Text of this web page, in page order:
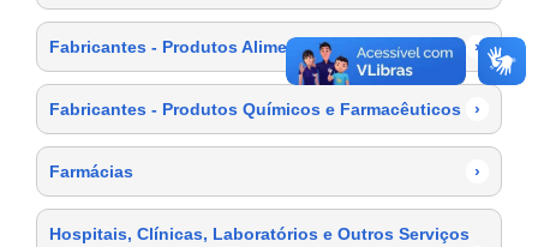
Fabricantes - Produtos Alimentícios ›
Fabricantes - Produtos Químicos e Farmacêuticos ›
Farmácias ›
Hospitais, Clínicas, Laboratórios e Outros Serviços